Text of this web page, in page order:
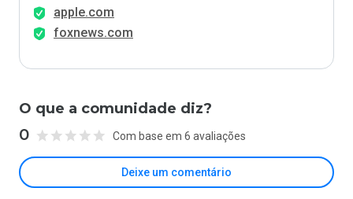
apple.com
foxnews.com
O que a comunidade diz?
0 Com base em 6 avaliações
Deixe um comentário